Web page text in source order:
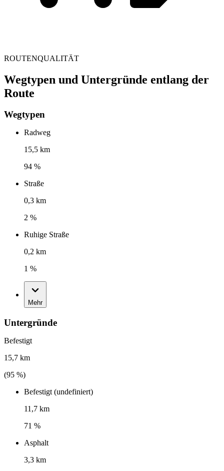
ROUTENQUALITÄT
Wegtypen und Untergründe entlang der
Route
Wegtypen
Radweg
15,5 km
94 %
Straße
0,3 km
2 %
Ruhige Straße
0,2 km
1 %
Mehr
Untergründe
Befestigt
15,7 km
(95 %)
Befestigt (undefiniert)
11,7 km
71 %
Asphalt
3,3 km